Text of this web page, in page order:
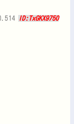
ID:TxGKX9750